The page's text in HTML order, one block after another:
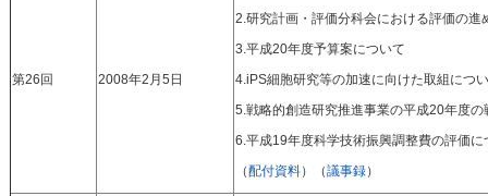
第26回 2008年2月5日
2.研究計画・評価分科会における評価の進
3.平成20年度予算案について
4.iPS細胞研究等の加速に向けた取組につ
5.戦略的創造研究推進事業の平成20年度の
6.平成19年度科学技術振興調整費の評価に
（配付資料）（議事録）